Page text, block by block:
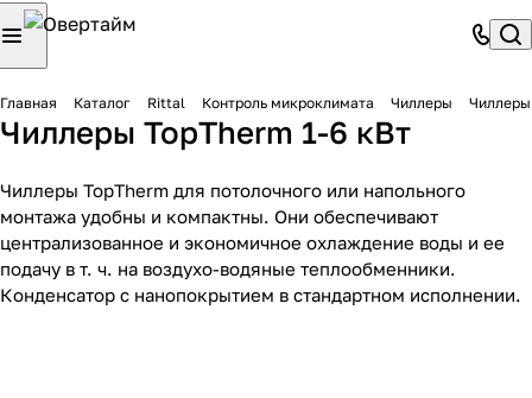
Главная Каталог Rittal Контроль микроклимата Чиллеры Чиллеры
Чиллеры TopTherm 1-6 кВт
Чиллеры TopTherm для потолочного или напольного
монтажа удобны и компактны. Они обеспечивают
централизованное и экономичное охлаждение воды и ее
подачу в т. ч. на воздухо-водяные теплообменники.
Конденсатор с нанопокрытием в стандартном исполнении.
Чиллеры TopTherm 1 -
6 кВт
7 товаров
Чиллеры TopTherm
Настенные
2 товара